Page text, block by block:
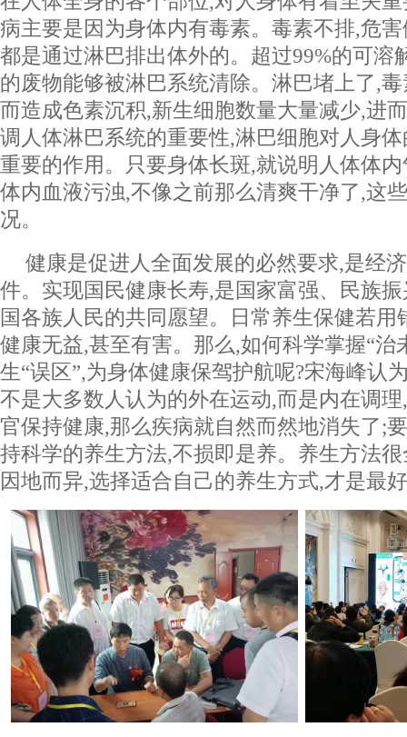
病主要是因为身体内有毒素。毒素不排,危
都是通过淋巴排出体外的。超过99%的可溶
的废物能够被淋巴系统清除。淋巴堵上了,
而造成色素沉积,新生细胞数量大量减少,进
调人体淋巴系统的重要性,淋巴细胞对人身
重要的作用。只要身体长斑,就说明人体体
体内血液污浊,不像之前那么清爽干净了,这
况。
健康是促进人全面发展的必然要求,是经
件。实现国民健康长寿,是国家富强、民族
国各族人民的共同愿望。日常养生保健若用
健康无益,甚至有害。那么,如何科学掌握“治
生“误区”,为身体健康保驾护航呢?宋海峰认
不是大多数人认为的外在运动,而是内在调
官保持健康,那么疾病就自然而然地消失了;
持科学的养生方法,不损即是养。养生方法
因地而异,选择适合自己的养生方式,才是最